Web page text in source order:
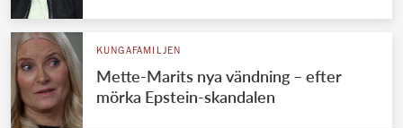
KUNGAFAMILJEN
Mette-Marits nya vändning – efter
mörka Epstein-skandalen